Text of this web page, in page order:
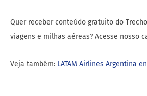
Quer receber conteúdo gratuito do
viagens e milhas aéreas? Acesse nosso
Veja também: LATAM Airlines Argentina